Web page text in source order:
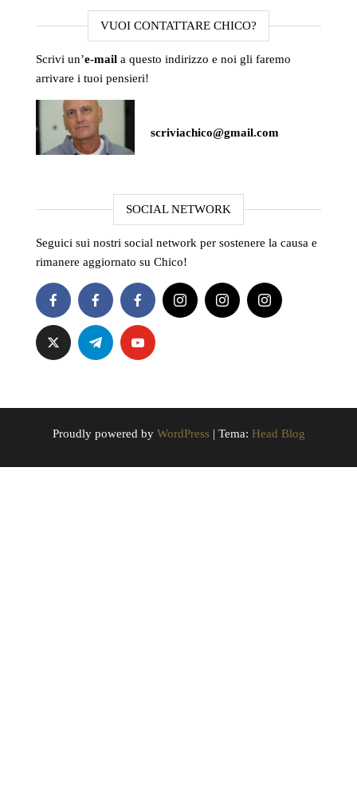
VUOI CONTATTARE CHICO?
Scrivi un’e-mail a questo indirizzo e noi gli faremo
arrivare i tuoi pensieri!
scriviachico@gmail.com
SOCIAL NETWORK
Seguici sui nostri social network per sostenere la causa e
rimanere aggiornato su Chico!
Proudly powered by WordPress | Tema: Head Blog